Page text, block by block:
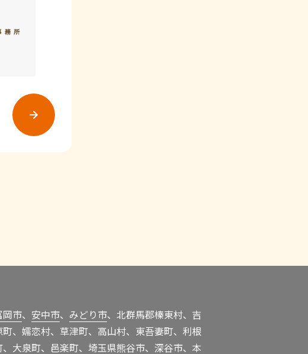
岡市、 安中市、 みどり市、北群馬郡榛東村、吉
、嬬恋村、草津町、高山村、東吾妻町、利根
大泉町、邑楽町、埼玉県熊谷市、深谷市、本